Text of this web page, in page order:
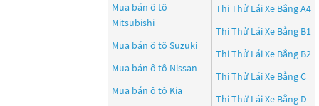
Mua bán ô tô
Mitsubishi
Mua bán ô tô Suzuki
Mua bán ô tô Nissan
Mua bán ô tô Kia
Thi Thử Lái Xe Bằng A4
Thi Thử Lái Xe Bằng B1
Thi Thử Lái Xe Bằng B2
Thi Thử Lái Xe Bằng C
Thi Thử Lái Xe Bằng D